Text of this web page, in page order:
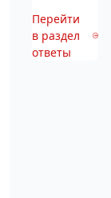
Перейти
в раздел
ответы